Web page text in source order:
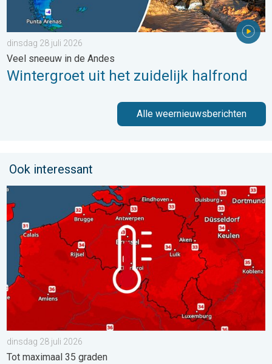
dinsdag 28 juli 2026
Veel sneeuw in de Andes
Wintergroet uit het zuidelijk halfrond
Alle weernieuwsberichten
Ook interessant
Woensdag bijna overal tropisch warm. Tot maximaal 35
dinsdag 28 juli 2026
Tot maximaal 35 graden